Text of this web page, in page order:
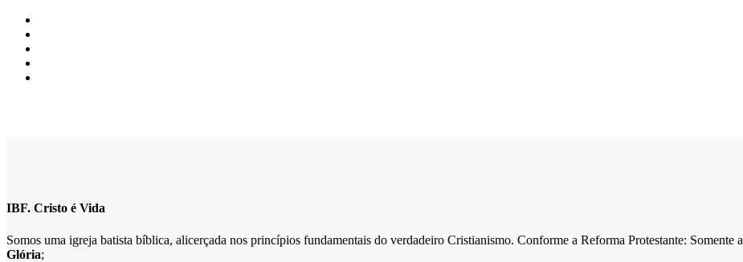
IBF. Cristo é Vida
Somos uma igreja batista bíblica, alicerçada nos princípios fundamentais do verdadeiro Cristianismo. Conforme a Reforma Protestante: Somente a
Glória;